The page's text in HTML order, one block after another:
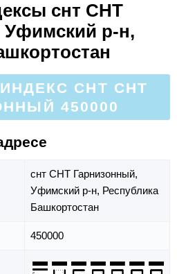
снт СНТ
Уфимский р-н,
СНТ СНТ
450000
снт СНТ Гарнизонный,
Уфимский р-н, Республика
Башкортостан
450000